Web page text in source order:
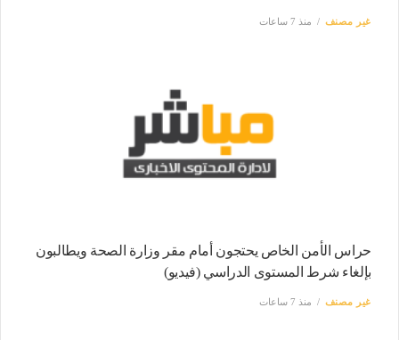
غير مصنف منذ 7 ساعات
حراس الأمن الخاص يحتجون أمام مقر وزارة الصحة ويطالبون
بإلغاء شرط المستوى الدراسي (فيديو)
غير مصنف منذ 7 ساعات